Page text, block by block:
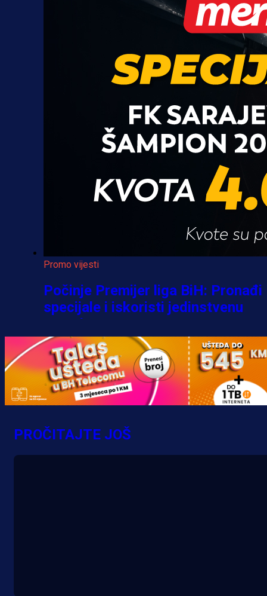
Promo vijesti
Počinje Premijer liga BiH: Pronađi
specijale i iskoristi jedinstvenu
ponudu
1 h 13 min
A Selekcija
Šta je Barbarez htio poručiti?
Njegova objava dolazi u veoma
zanimljivom trenutku!
PROČITAJTE JOŠ